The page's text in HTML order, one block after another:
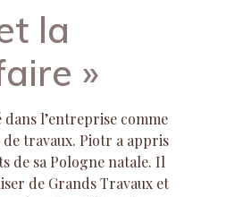
la
»
l’entreprise comme
travaux. Piotr a appris
de sa Pologne natale. Il
de Grands Travaux et